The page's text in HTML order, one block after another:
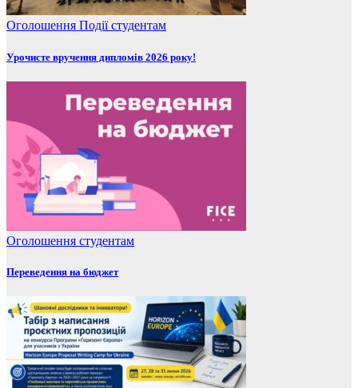
Оголошення Подіїстудентам
Урочисте вручення дипломів 2026 року!
Оголошення студентам
Переведення на бюджет